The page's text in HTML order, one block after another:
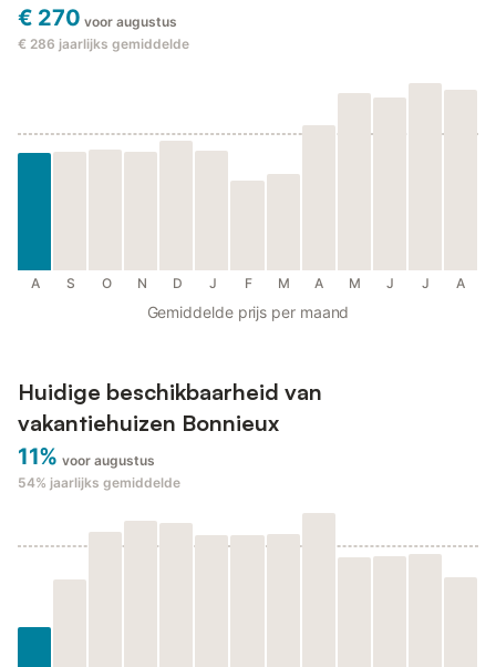
€ 270 voor augustus
€ 286 jaarlijks gemiddelde
A S O N D J F M A M J J A
Gemiddelde prijs per maand
Huidige beschikbaarheid van
vakantiehuizen Bonnieux
11% voor augustus
54% jaarlijks gemiddelde